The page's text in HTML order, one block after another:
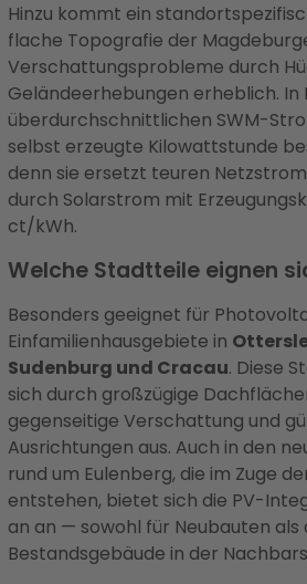
Hinzu kommt ein
flache Topografie der
Verschattungsprobleme durch
Geländeerhebungen erheblich.
überdurchschnittlichen SWM-
selbst erzeugte Kilowattstunde
denn sie ersetzt teuren
durch Solarstrom mit
ct/kWh.
Welche Stadtteile eignen
Besonders geeignet für
Einfamilienhausgebiete in
Sudenburg und Cracau. Diese
sich durch großzügige
gegenseitige Verschattung und
Ausrichtungen aus. Auch in den
rund um Eulenberg, die im Zuge
entstehen, bietet sich die PV-
an an — sowohl für Neubauten als
Bestandsgebäude in der